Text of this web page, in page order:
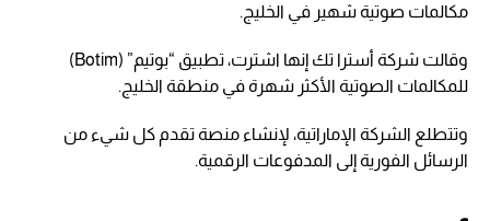
مكالمات صوتية شهير في الخليج.
وقالت شركة أسترا تك إنها اشترت، تطبيق “بوتيم” (Botim)
للمكالمات الصوتية الأكثر شهرة في منطقة الخليج.
وتتطلع الشركة الإماراتية، لإنشاء منصة تقدم كل شيء من
الرسائل الفورية إلى المدفوعات الرقمية.